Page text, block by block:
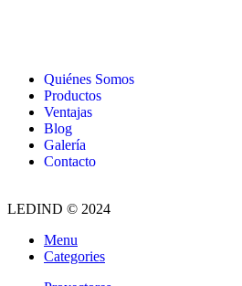
Quiénes Somos
Productos
Ventajas
Blog
Galería
Contacto
LEDIND © 2024
Menu
Categories